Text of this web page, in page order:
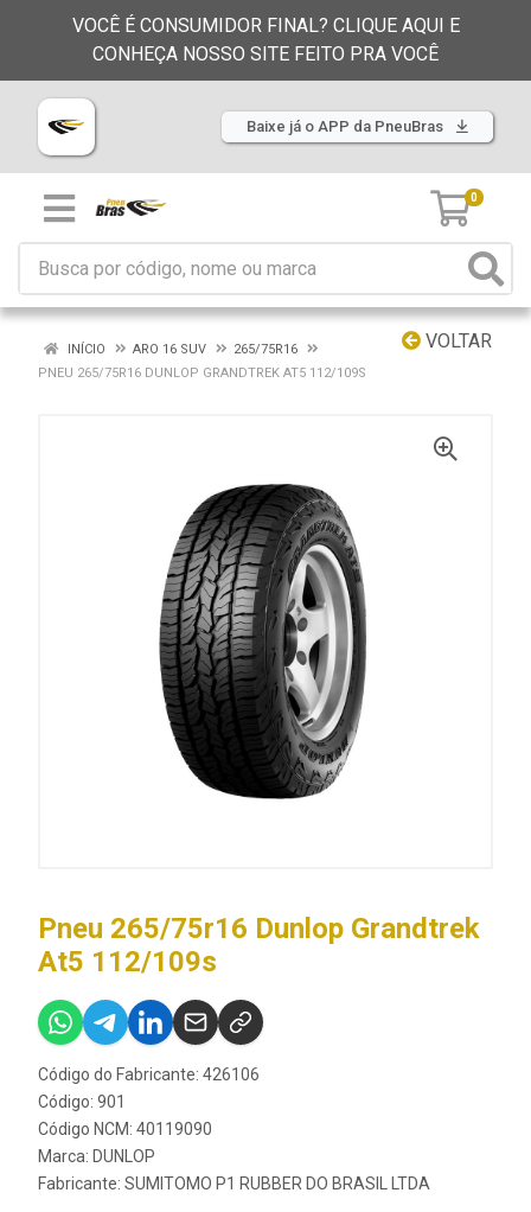
VOCÊ É CONSUMIDOR FINAL? CLIQUE AQUI E
CONHEÇA NOSSO SITE FEITO PRA VOCÊ
Baixe já o APP da PneuBras
0
VOLTAR
INÍCIO ARO 16 SUV
265/75R16
PNEU 265/75R16 DUNLOP GRANDTREK AT5 112/109S
Pneu 265/75r16 Dunlop Grandtrek
At5 112/109s
Código do Fabricante: 426106
Código: 901
Código NCM: 40119090
Marca: DUNLOP
Fabricante: SUMITOMO P1 RUBBER DO BRASIL LTDA